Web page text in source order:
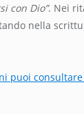
con Dio”. Nei
nella
puoi